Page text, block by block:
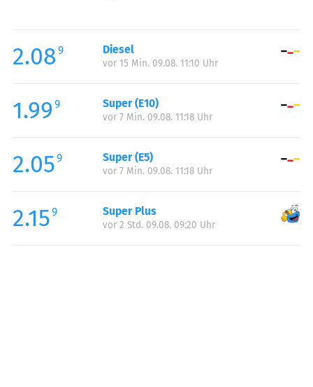
Mittwoch:
06:00-22:30
Donnerstag:
Samstag:
06:00-22:30
Sonntag:
2.08 9 Diesel
vor 15 Min. 09.08. 11:10 Uhr
1.99 9 Super (E10)
vor 7 Min. 09.08. 11:18 Uhr
2.059 Super (E5)
vor 7 Min. 09.08. 11:18 Uhr
2.159 Super Plus
vor 2 Std. 09.08. 09:20 Uhr